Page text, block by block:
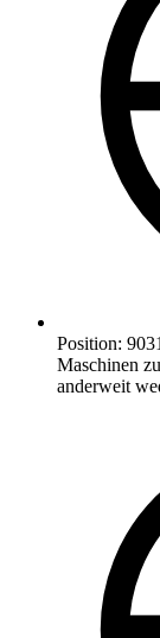
Position: 9031
Maschinen
anderweit